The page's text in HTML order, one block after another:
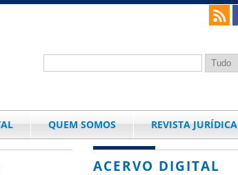
QUEM SOMOS REVISTA JURÍDICA
ACERVO DIGITAL